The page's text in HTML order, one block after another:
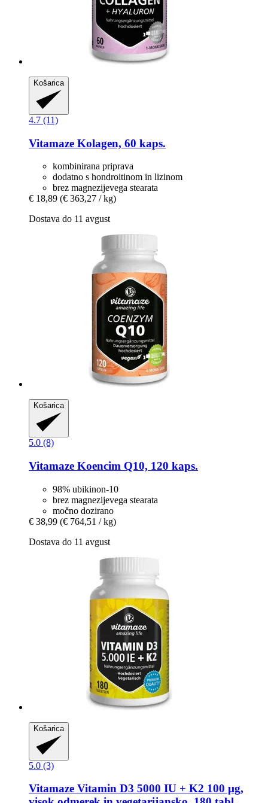
Košarica
4.7 (11)
Vitamaze Kolagen, 60 kaps.
kombinirana priprava
dodatno s hondroitinom in lizinom
brez magnezijevega stearata
€ 18,89 (€ 363,27 / kg)
Dostava do 11 avgust
Košarica
5.0 (8)
Vitamaze Koencim Q10, 120 kaps.
98% ubikinon-10
brez magnezijevega stearata
močno dozirano
€ 38,99 (€ 764,51 / kg)
Dostava do 11 avgust
Košarica
5.0 (3)
Vitamaze Vitamin D3 5000 IU + K2 100 µg,